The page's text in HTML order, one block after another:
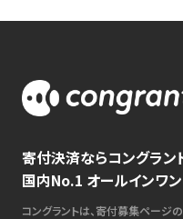
寄付決済ならコングラン
国内No.1 オールインワ
コングラントは、寄付募集ページ